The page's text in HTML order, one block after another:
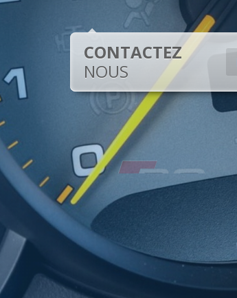
CONTACTEZ
NOUS